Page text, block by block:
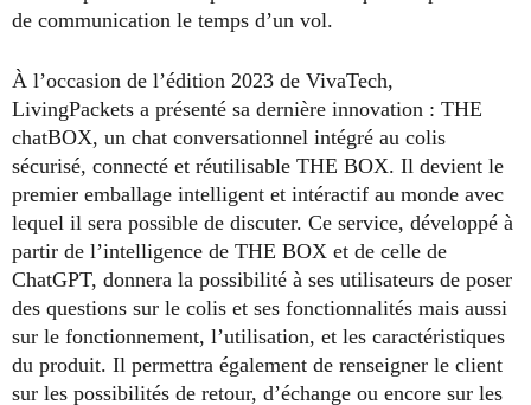
de communication le temps d’un vol.
À l’occasion de l’édition 2023 de VivaTech,
LivingPackets a présenté sa dernière innovation : THE
chatBOX, un chat conversationnel intégré au colis
sécurisé, connecté et réutilisable THE BOX. Il devient le
premier emballage intelligent et intéractif au monde avec
lequel il sera possible de discuter. Ce service, développé à
partir de l’intelligence de THE BOX et de celle de
ChatGPT, donnera la possibilité à ses utilisateurs de poser
des questions sur le colis et ses fonctionnalités mais aussi
sur le fonctionnement, l’utilisation, et les caractéristiques
du produit. Il permettra également de renseigner le client
sur les possibilités de retour, d’échange ou encore sur les